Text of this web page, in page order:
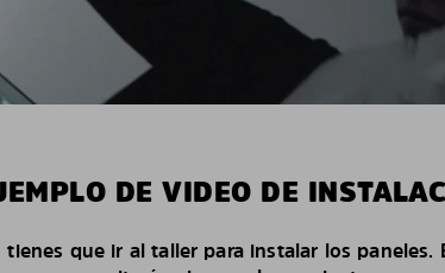
DE VIDEO DE
tienes que ir al taller para instalar los paneles.